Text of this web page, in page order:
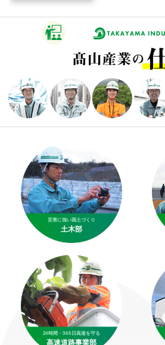
災害に強い国土づくり
土木部
24時間・365日高速を守る
高速道路事業部